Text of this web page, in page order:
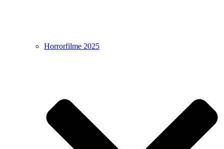
Horrorfilme 2025